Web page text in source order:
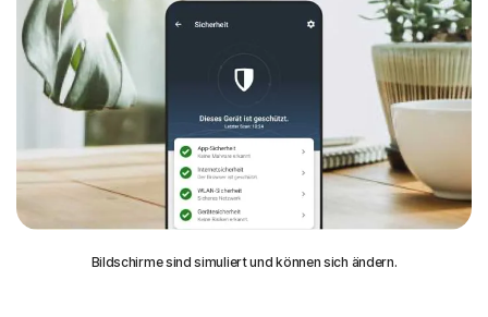
Bildschirme sind simuliert und können sich ändern.